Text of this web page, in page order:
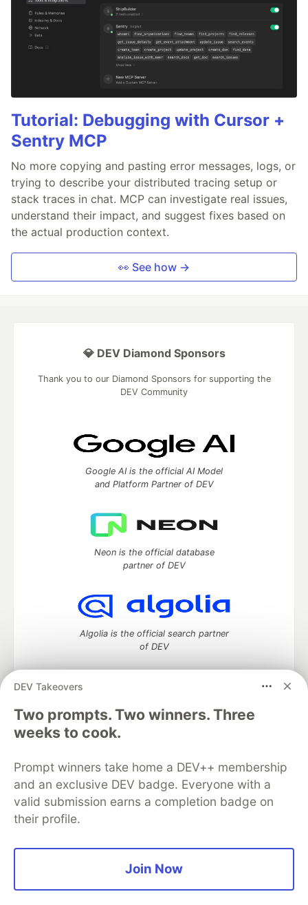
Tutorial: Debugging with Cursor +
Sentry MCP
No more copying and pasting error messages, logs, or
trying to describe your distributed tracing setup or
stack traces in chat. MCP can investigate real issues,
understand their impact, and suggest fixes based on
the actual production context.
👀 See how →
DEV Takeovers
Two prompts. Two winners. Three
weeks to cook.
Prompt winners take home a DEV++ membership
and an exclusive DEV badge. Everyone with a
valid submission earns a completion badge on
their profile.
Join Now
💎 DEV Diamond Sponsors
Thank you to our Diamond Sponsors for supporting the
DEV Community
Google AI is the official AI Model
and Platform Partner of DEV
Neon is the official database
partner of DEV
Algolia is the official search partner
of DEV
DEV Community— A space to discuss and keep up software
development and manage your software career
Home
DEV Challenges
Organization Accounts
DEV Showcase About
Contact
Free Postgres Database
DEV Shop
MLH
Code of Conduct
Privacy Policy
Terms of Use
Built on
Forem software that powers